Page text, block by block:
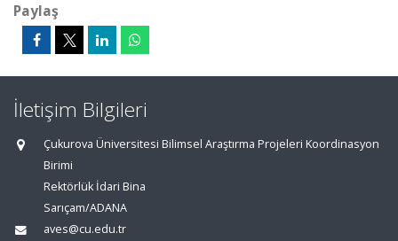
Paylaş
İletişim Bilgileri
Çukurova Üniversitesi Bilimsel Araştırma Projeleri Koordinasyon
Birimi
Rektörlük İdari Bina
Sarıçam/ADANA
aves@cu.edu.tr